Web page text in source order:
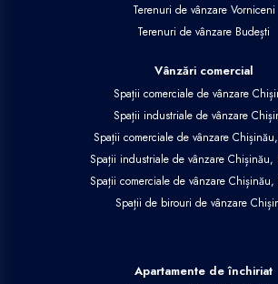
Terenuri de vânzare Vorniceni
Terenuri de vânzare Budești
Vânzări comercial
Spații comerciale de vânzare
Spații industriale de vânzare
Spații comerciale de vânzare
Spații industriale de vânzare Chișinău,
Spații comerciale de vânzare Chișinău,
Spații de birouri de vânzare
Apartamente de închiriat